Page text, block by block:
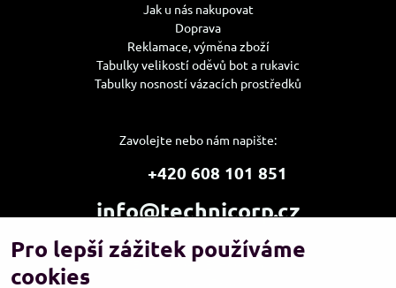
Jak u nás nakupovat
Doprava
Reklamace, výměna zboží
Tabulky velikostí oděvů bot a rukavic
Tabulky nosností vázacích prostředků
Zavolejte nebo nám napište:
+420 608 101 851
info@technicorp.cz
Showroom a výdejní místo:
TECHNICORP ESHOP s.r.o.
Pro lepší zážitek používáme
cookies